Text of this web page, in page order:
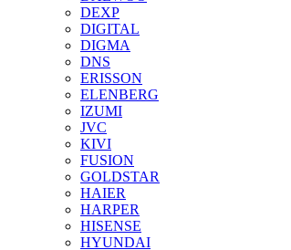
DEXP
DIGITAL
DIGMA
DNS
ERISSON
ELENBERG
IZUMI
JVC
KIVI
FUSION
GOLDSTAR
HAIER
HARPER
HISENSE
HYUNDAI